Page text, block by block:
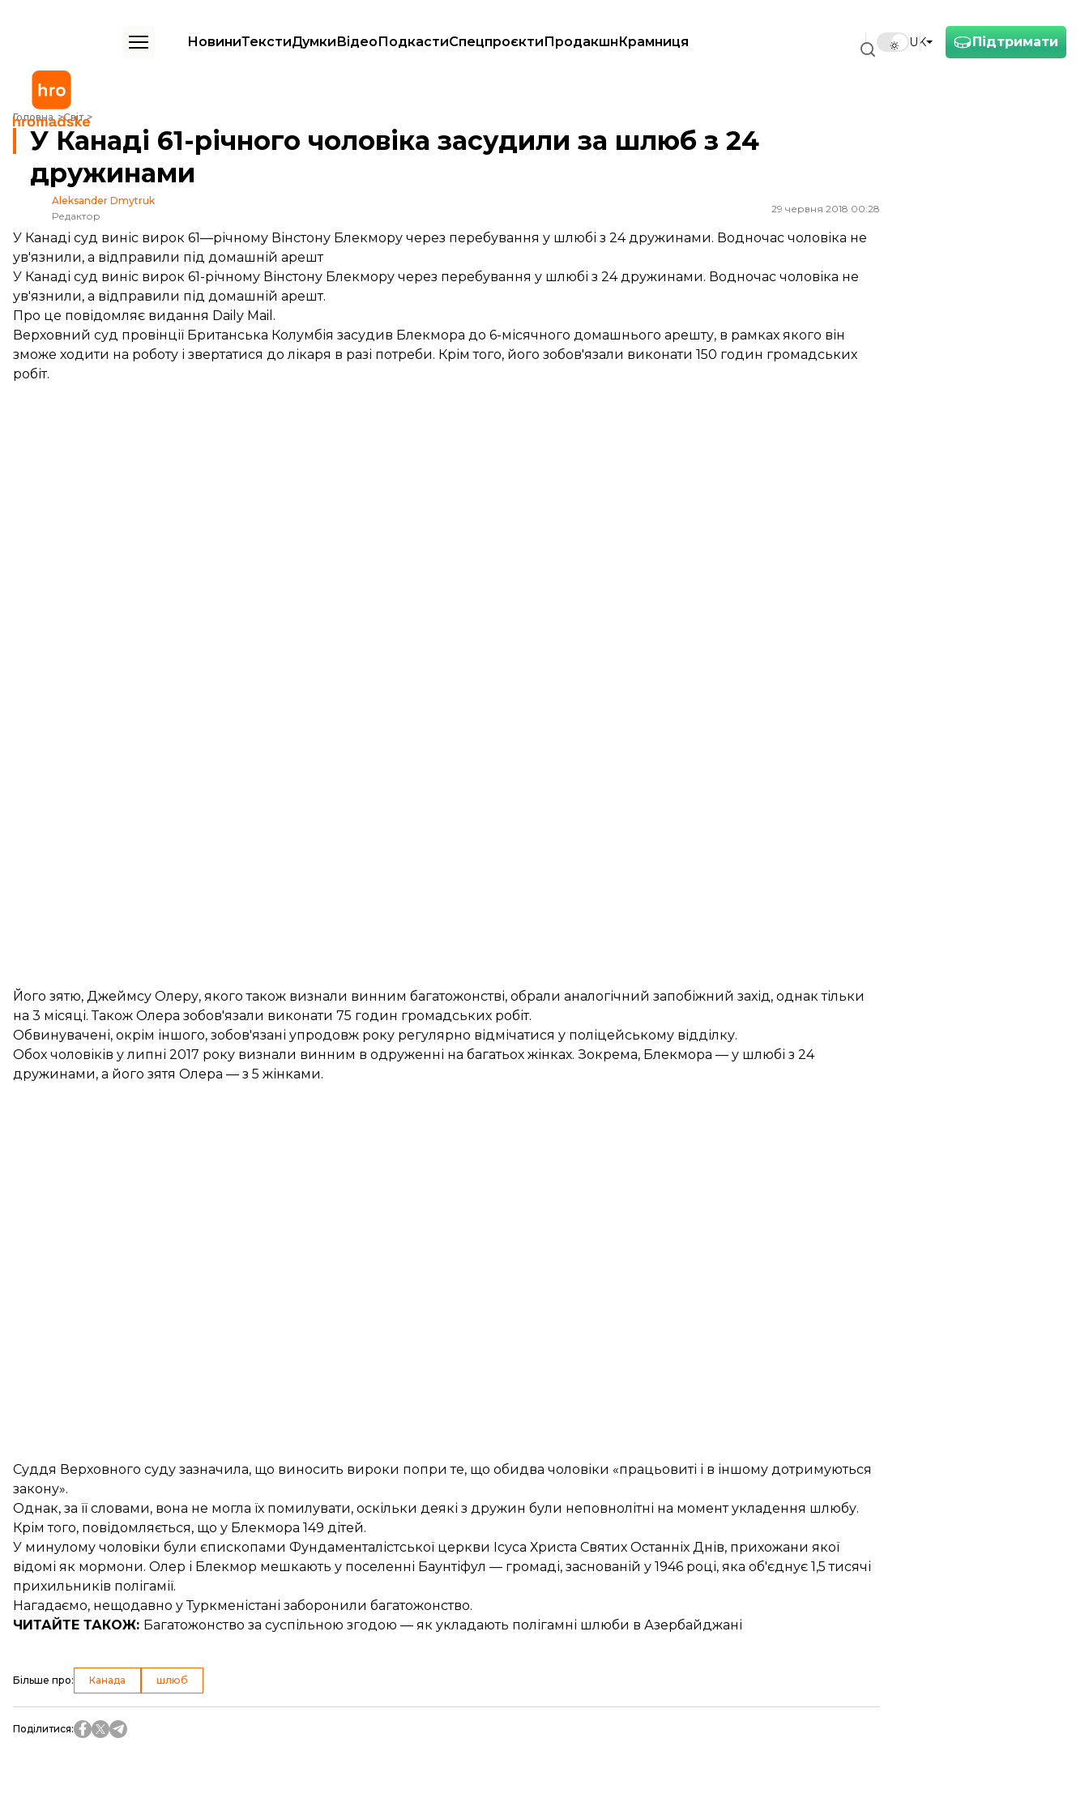
Підтримати
UK
НовиниТекстиДумкиВідеоПодкастиСпецпроєктиПродакшнКрамниця
Головна Світ
У Канаді 61-річного чоловіка засудили за шлюб з 24 дружинами
У Канаді 61-річного чоловіка засудили за шлюб з 24
дружинами
Aleksander Dmytruk
Редактор
29 червня 2018 00:28
У Канаді суд виніс вирок 61—річному Вінстону Блекмору через перебування у шлюбі з 24 дружинами. Водночас чоловіка не
ув'язнили, а відправили під домашній арешт
У Канаді суд виніс вирок 61-річному Вінстону Блекмору через перебування у шлюбі з 24 дружинами. Водночас чоловіка не
ув'язнили, а відправили під домашній арешт.
Про це повідомляє видання Daily Mail.
Верховний суд провінції Британська Колумбія засудив Блекмора до 6-місячного домашнього арешту, в рамках якого він
зможе ходити на роботу і звертатися до лікаря в разі потреби. Крім того, його зобов'язали виконати 150 годин громадських
робіт.
Його зятю, Джеймсу Олеру, якого також визнали винним багатожонстві, обрали аналогічний запобіжний захід, однак тільки
на 3 місяці. Також Олера зобов'язали виконати 75 годин громадських робіт.
Обвинувачені, окрім іншого, зобов'язані упродовж року регулярно відмічатися у поліцейському відділку.
Обох чоловіків у липні 2017 року визнали винним в одруженні на багатьох жінках. Зокрема, Блекмора — у шлюбі з 24
дружинами, а його зятя Олера — з 5 жінками.
Суддя Верховного суду зазначила, що виносить вироки попри те, що обидва чоловіки «працьовиті і в іншому дотримуються
закону».
Однак, за її словами, вона не могла їх помилувати, оскільки деякі з дружин були неповнолітні на момент укладення шлюбу.
Крім того, повідомляється, що у Блекмора 149 дітей.
У минулому чоловіки були єпископами Фундаменталістської церкви Ісуса Христа Святих Останніх Днів, прихожани якої
відомі як мормони. Олер і Блекмор мешкають у поселенні Баунтіфул — громаді, заснованій у 1946 році, яка об'єднує 1,5 тисячі
прихильників полігамії.
Нагадаємо, нещодавно у Туркменістані заборонили багатожонство.
ЧИТАЙТЕ ТАКОЖ: Багатожонство за суспільною згодою — як укладають полігамні шлюби в Азербайджані
Більше про: Канада шлюб
Поділитися: